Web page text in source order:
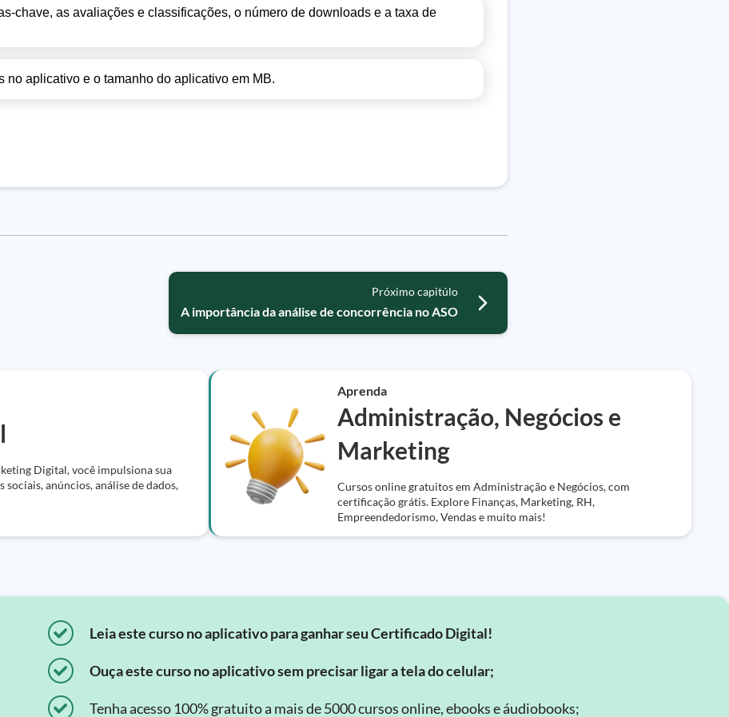
chave, as avaliações e classificações, o número de downloads e a taxa de
aplicativo e o tamanho do aplicativo em MB.
Próximo capitúlo
A importância da análise de concorrência no ASO
Digital, você impulsiona sua
sociais, anúncios, análise de dados,
Aprenda
Administração, Negócios e
Marketing
Cursos online gratuitos em Administração e Negócios, com
certificação grátis. Explore Finanças, Marketing, RH,
Empreendedorismo, Vendas e muito mais!
Leia este curso no aplicativo para ganhar seu Certificado Digital!
Ouça este curso no aplicativo sem precisar ligar a tela do celular;
Tenha acesso 100% gratuito a mais de 5000 cursos online, ebooks e áudiobooks;